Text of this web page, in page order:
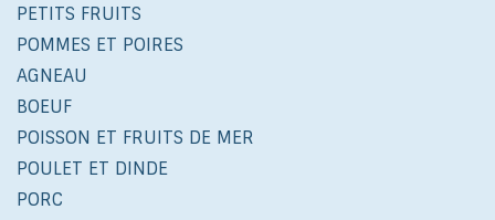
PETITS FRUITS
POMMES ET POIRES
AGNEAU
BOEUF
POISSON ET FRUITS DE MER
POULET ET DINDE
PORC